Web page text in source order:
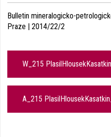
Bulletin mineralogicko-
Praze | 2014/22/2
W_215
A_215